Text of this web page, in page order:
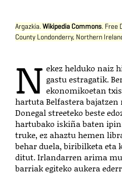
Argazkia. Wikipedia Commons. Free
County Londonderry, Northern
N ekez helduko naiz
gastu estragatik.
ekonomikoetan
hartuta Belfastera bajatzen
Donegal streeteko beste
hartubako iskiña baten
truke, ez ahaztu hemen
behar duela, biribilketa eta
ditut. Irlandarren arima
barriak egiteko aukera